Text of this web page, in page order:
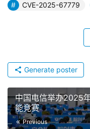
CVE-2025-67779
Generate poster
中国电信举办2025
能竞赛
Previous